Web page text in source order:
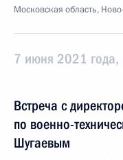
Московская область,
7 июня 2021 года,
Встреча с
по военно-
Шугаевым